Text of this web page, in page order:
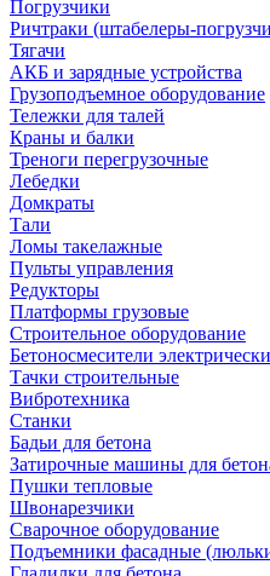
Погрузчики
Ричтраки (штабелеры-
Тягачи
АКБ и зарядные устройства
Грузоподъемное оборудование
Тележки для талей
Краны и балки
Треноги перегрузочные
Лебедки
Домкраты
Тали
Ломы такелажные
Пульты управления
Редукторы
Платформы грузовые
Строительное оборудование
Бетоносмесители
Тачки строительные
Вибротехника
Станки
Бадьи для бетона
Затирочные машины для
Пушки тепловые
Швонарезчики
Сварочное оборудование
Подъемники фасадные